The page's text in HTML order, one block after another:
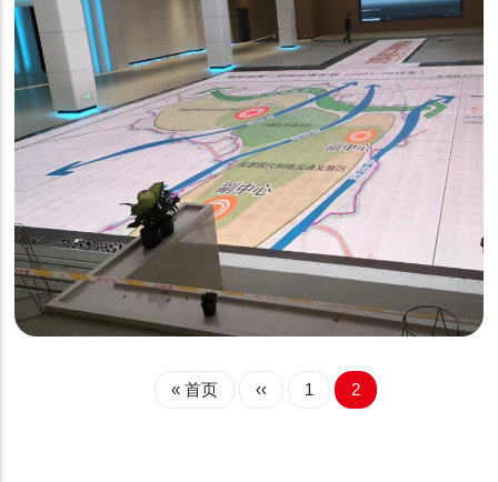
商显
河北P3.91互动地砖屏
首
« 首页
前
‹‹
页
1
当
前
2